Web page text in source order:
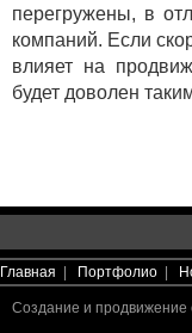
перегружены, в
компаний. Если
влияет на
будет доволен
Главная Портфолио
Создание и продвижение